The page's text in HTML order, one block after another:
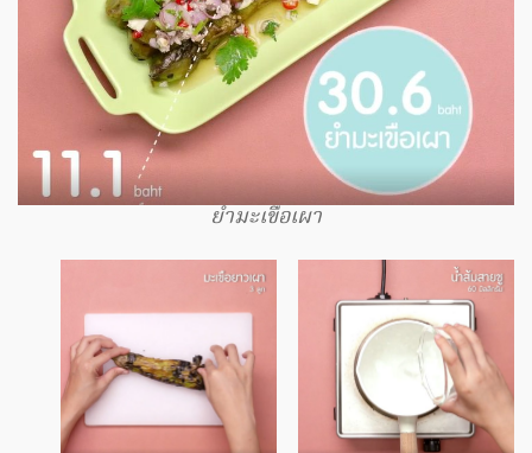
ยำมะเขือเผา